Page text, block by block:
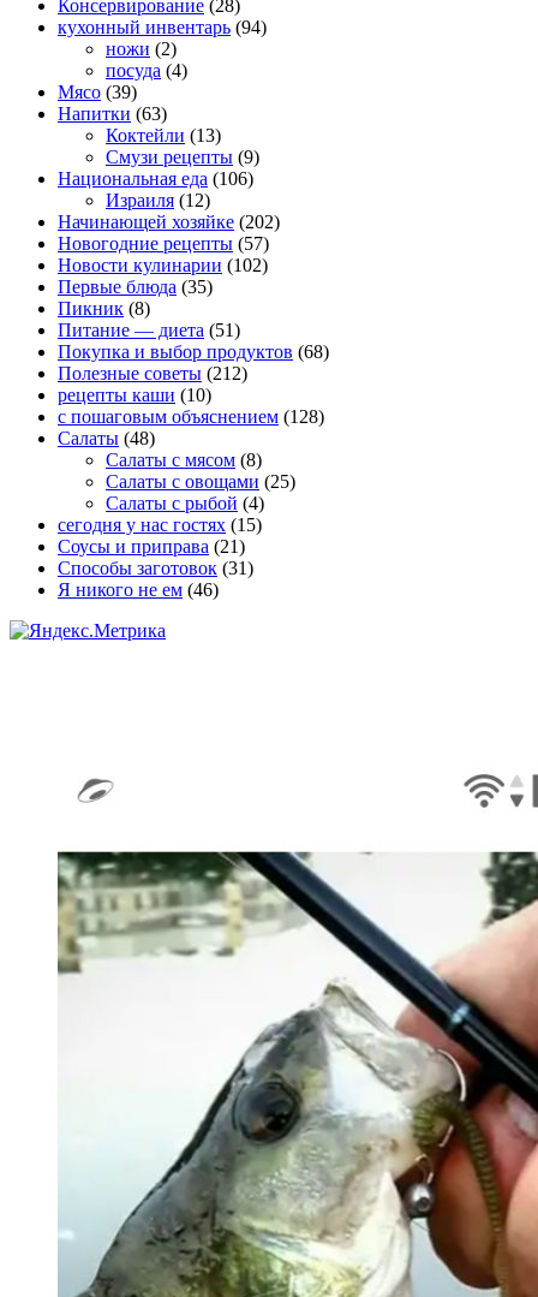
Консервирование (28)
кухонный инвентарь (94)
ножи (2)
посуда (4)
Мясо (39)
Напитки (63)
Коктейли (13)
Смузи рецепты (9)
Национальная еда (106)
Израиля (12)
Начинающей хозяйке (202)
Новогодние рецепты (57)
Новости кулинарии (102)
Первые блюда (35)
Пикник (8)
Питание — диета (51)
Покупка и выбор продуктов (68)
Полезные советы (212)
рецепты каши (10)
с пошаговым объяснением (128)
Салаты (48)
Салаты с мясом (8)
Салаты с овощами (25)
Салаты с рыбой (4)
сегодня у нас гостях (15)
Соусы и приправа (21)
Способы заготовок (31)
Я никого не ем (46)